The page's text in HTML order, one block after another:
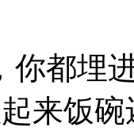
你都埋
来饭